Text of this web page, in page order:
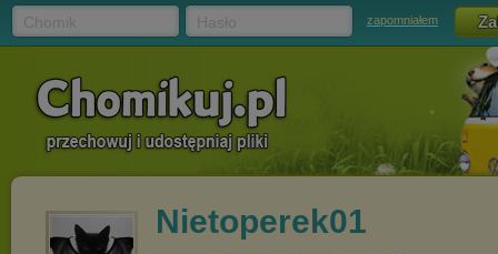
zapomniałem
Nietoperek01